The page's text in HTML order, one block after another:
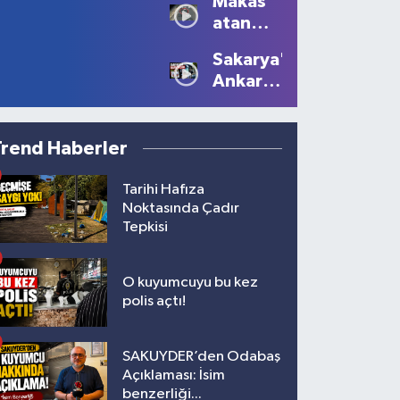
Oluştu
Tüm
Güzelliğiyle
Devam
Ediyor
atan
10 bin
lira ceza
Sakarya'dan
Ankara'ya
çağrısı
Haberler
Tarihi Hafıza
Noktasında Çadır
Tepkisi
O kuyumcuyu bu kez
polis açtı!
SAKUYDER’den Odabaş
Açıklaması: İsim
benzerliği...